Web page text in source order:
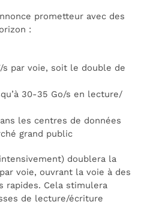
prometteur avec des
:
s par voie, soit le double de
30-35 Go/s en lecture/
les centres de données
grand public
doublera la
voie, ouvrant la voie à des
rapides. Cela stimulera
de lecture/écriture